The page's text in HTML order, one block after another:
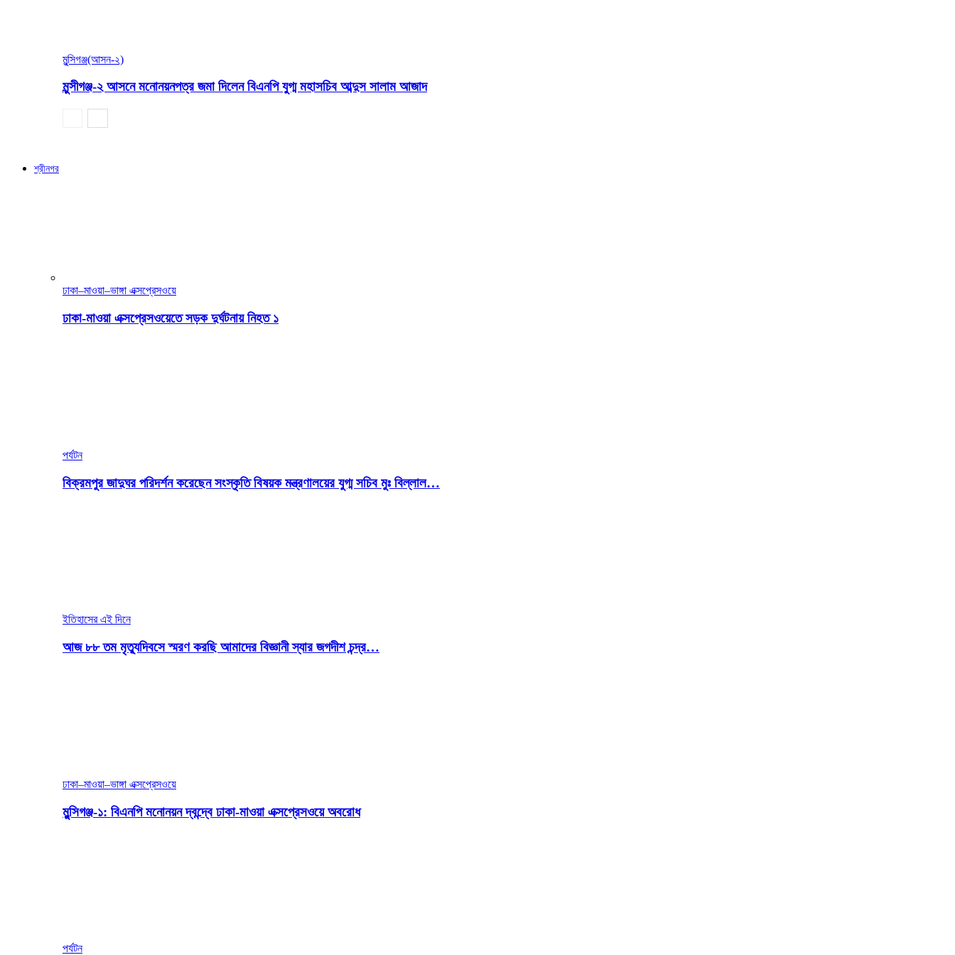
মুন্সিগঞ্জ(আসন-২)
মুন্সীগঞ্জ-২ আসনে মনোনয়নপত্র জমা দিলেন বিএনপি যুগ্ম মহাসচিব আব্দুস সালাম আজাদ
শ্রীনগর
ঢাকা–মাওয়া–ভাঙ্গা এক্সপ্রেসওয়ে
ঢাকা-মাওয়া এক্সপ্রেসওয়েতে সড়ক দুর্ঘটনায় নিহত ১
পর্যটন
বিক্রমপুর জাদুঘর পরিদর্শন করেছেন সংস্কৃতি বিষয়ক মন্ত্রণালয়ের যুগ্ম সচিব মুঃ বিল্লাল…
ইতিহাসের এই দিনে
আজ ৮৮ তম মৃত্যুদিবসে স্মরণ করছি আমাদের বিজ্ঞানী স্যার জগদীশ চন্দ্র…
ঢাকা–মাওয়া–ভাঙ্গা এক্সপ্রেসওয়ে
মুন্সিগঞ্জ-১: বিএনপি মনোনয়ন দ্বন্দ্বে ঢাকা-মাওয়া এক্সপ্রেসওয়ে অবরোধ
পর্যটন